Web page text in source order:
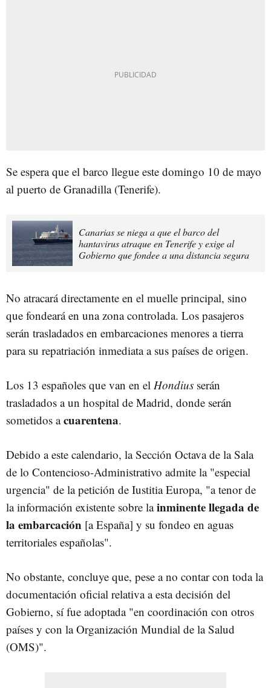
Se espera que el barco llegue este domingo 10 de mayo
al puerto de Granadilla (Tenerife).
Canarias se niega a que el barco del
hantavirus atraque en Tenerife y exige al
Gobierno que fondee a una distancia segura
No atracará directamente en el muelle principal, sino
que fondeará en una zona controlada. Los pasajeros
serán trasladados en embarcaciones menores a tierra
para su repatriación inmediata a sus países de origen.
Los 13 españoles que van en el Hondius serán
trasladados a un hospital de Madrid, donde serán
sometidos acuarentena.
Debido a este calendario, la Sección Octava de la Sala
de lo Contencioso-Administrativo admite la "especial
urgencia" de la petición de Iustitia Europa, "a tenor de
la información existente sobre lainminente llegada de
la embarcación [a España] y su fondeo en aguas
territoriales españolas".
No obstante, concluye que, pese a no contar con toda la
documentación oficial relativa a esta decisión del
Gobierno, sí fue adoptada "en coordinación con otros
países y con la Organización Mundial de la Salud
(OMS)".